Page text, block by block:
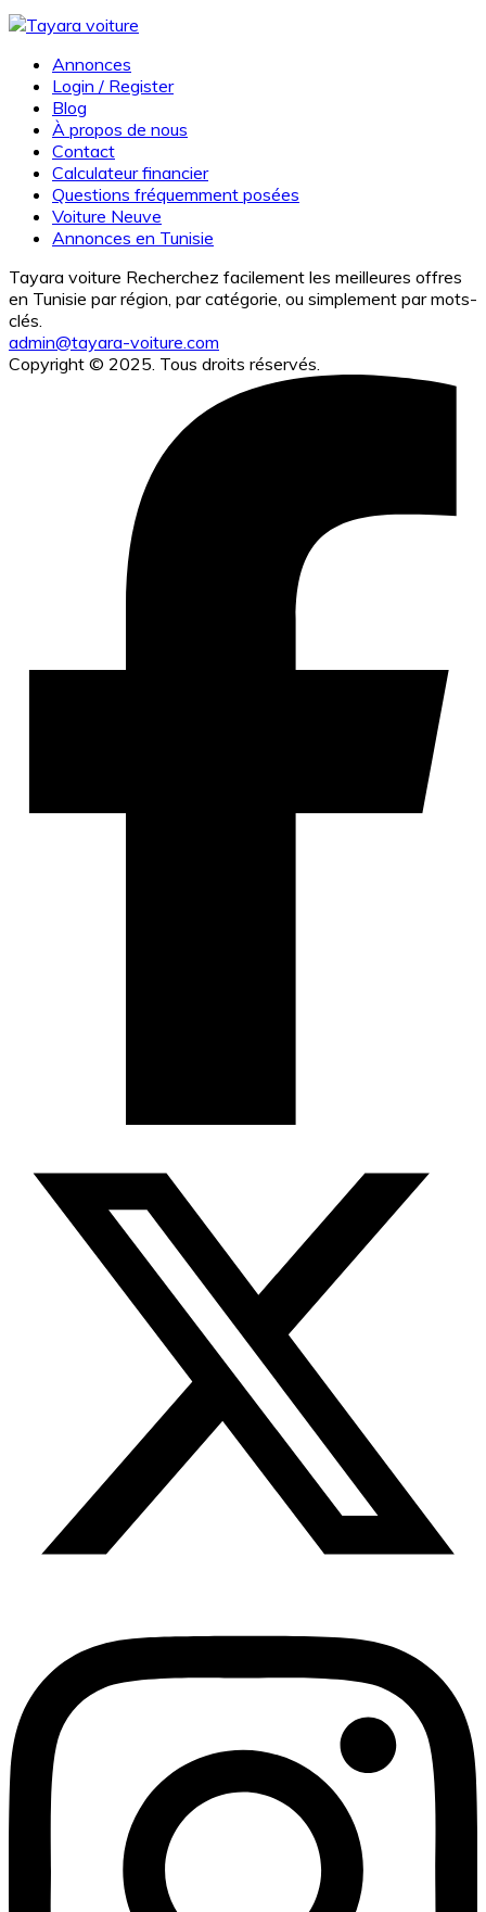
Annonces
Login / Register
Blog
À propos de nous
Contact
Calculateur financier
Questions fréquemment posées
Voiture Neuve
Annonces en Tunisie
Tayara voiture Recherchez facilement les meilleures offres
en Tunisie par région, par catégorie, ou simplement par mots-
clés.
admin@tayara-voiture.com
Copyright © 2025. Tous droits réservés.